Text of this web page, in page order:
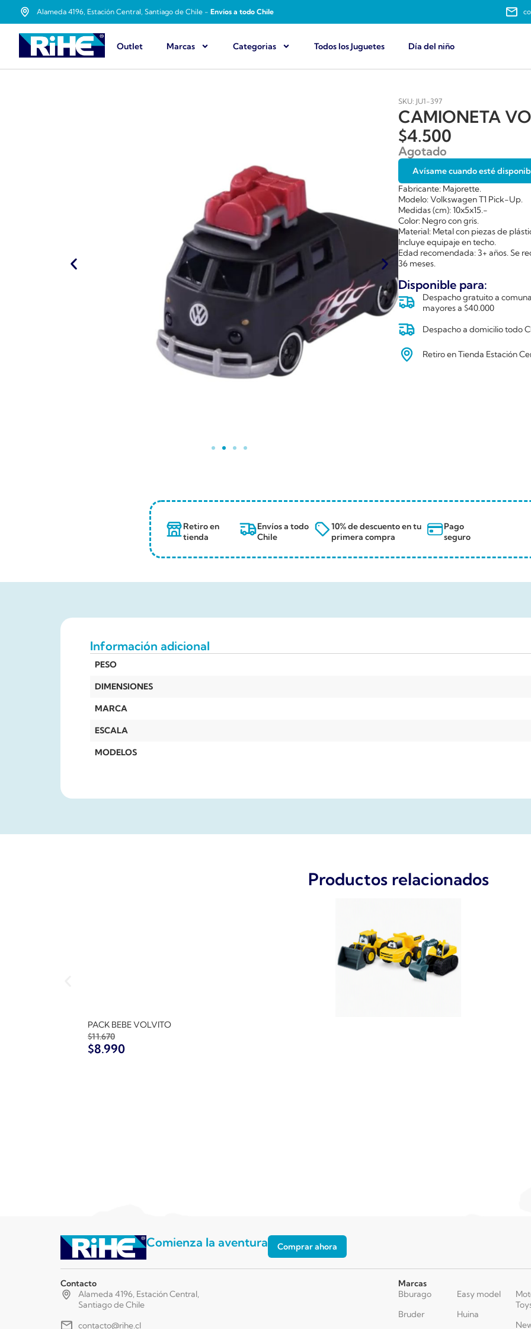
Alameda 4196, Estación Central, Santiago de Chile - Envíos a todo Chile
Outlet Marcas Categorias Todos los Juguetes Día del niño
SKU: JU1-397
CAMIONETA
$4.500
Agotado
Avísame cuando esté
Fabricante: Majorette.
Modelo: Volkswagen T1 Pick-Up.
Medidas (cm): 10x5x15.-
Color: Negro con gris.
Material: Metal con piezas de
Incluye equipaje en techo.
Edad recomendada: 3+ años. Se
36 meses.
Disponible para:
Despacho gratuito a
mayores a $40.000
Despacho a domicilio todo
Retiro en Tienda Estación
Retiro en
tienda
Envíos a todo
Chile
10% de descuento en tu
primera compra
Pago
seguro
Información adicional
PESO
DIMENSIONES
MARCA
ESCALA
MODELOS
Productos relacionados
PACK BEBE VOLVITO
$11.670
$8.990
Comienza la aventura Comprar ahora
Contacto
Alameda 4196, Estación Central,
Santiago de Chile
contacto@rihe.cl
Marcas
Bburago
Bruder
Easy model
Huina